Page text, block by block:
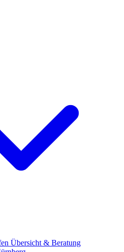
Übersicht & Beratung